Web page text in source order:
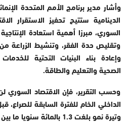
وأشار مدير برنامج الأمم المتحدة
الدينامية ستتيح تحفيز الاستقرار
السوري، مبرزا أهمية استعادة
وتقليص حدة الفقر، وتنشيط الزراعة
وإعادة بناء البنيات التحتية
الصحية والتعليم والطاقة.
وحسب التقرير، فإن الاقتصاد السوري
وتيرة نمو بلغت 1.3 بالمائة سنويا ما بين سنتي 2018 و2024.